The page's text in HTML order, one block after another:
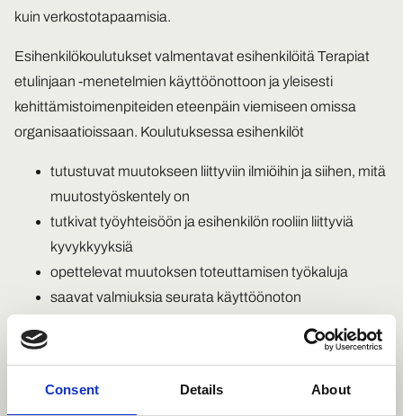
Consent Details About
kuin verkostotapaamisia.
Esihenkilökoulutukset valmentavat esihenkilöitä Terapiat
etulinjaan -menetelmien käyttöönottoon ja yleisesti
kehittämistoimenpiteiden eteenpäin viemiseen omissa
organisaatioissaan. Koulutuksessa esihenkilöt
tutustuvat muutokseen liittyviin ilmiöihin ja siihen, mitä
muutostyöskentely on
tutkivat työyhteisöön ja esihenkilön rooliin liittyviä
kyvykkyyksiä
opettelevat muutoksen toteuttamisen työkaluja
saavat valmiuksia seurata käyttöönoton
työterveyspalveluiden käyttäjien näkökulmasta sekä
Tämä tukee toimijakohtaisten mielenterveyden tuen